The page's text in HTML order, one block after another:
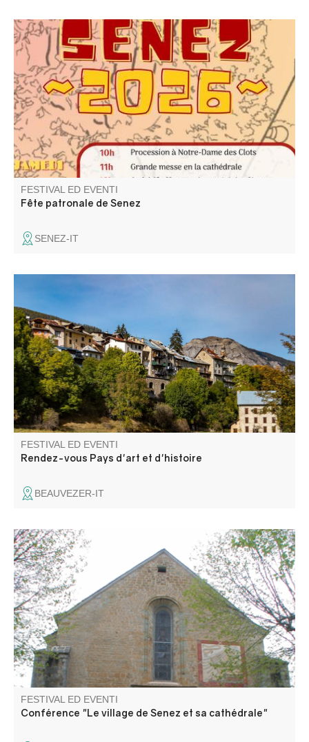
Le comité des fêtes vous propose concours de boules,
messe, soirée animée, repas et son super feu d'artifice.
FESTIVAL ED EVENTI
Fête patronale de Senez
SENEZ-IT
Une balade contée où récits et paroles d’un agent de
l’ONF se croisent pour évoquer le paysage et le
reboisement.
FESTIVAL ED EVENTI
Rendez-vous Pays d'art et d'histoire
BEAUVEZER-IT
Découverte guidée du village et de son ancienne
cathédrale avec Laetitia Frassetto guide-conférencière.
FESTIVAL ED EVENTI
Conférence "Le village de Senez et sa cathédrale"